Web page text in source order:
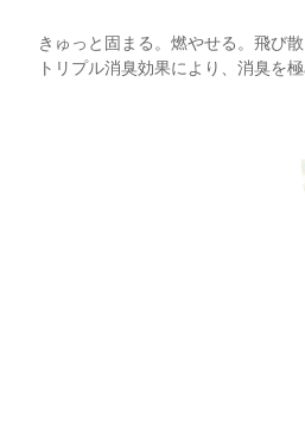
きゅっと固まる。燃やせる。飛び
トリプル消臭効果により、消臭を極